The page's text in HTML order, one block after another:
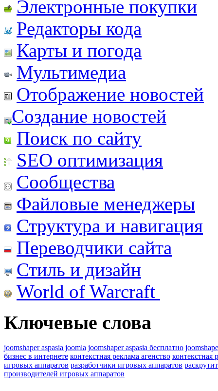
Электронные покупки
Редакторы кода
Карты и погода
Мультимедиа
Отображение новостей
Создание новостей
Поиск по сайту
SEO оптимизация
Сообщества
Файловые менеджеры
Структура и навигация
Переводчики сайта
Стиль и дизайн
World of Warcraft
Ключевые слова
joomshaper aspasia joomla joomshaper aspasia бесплатно
бизнес в интернете контекстная реклама агенство контекстная
игровых аппаратов разработчики игровых аппаратов
производителей игровых аппаратов